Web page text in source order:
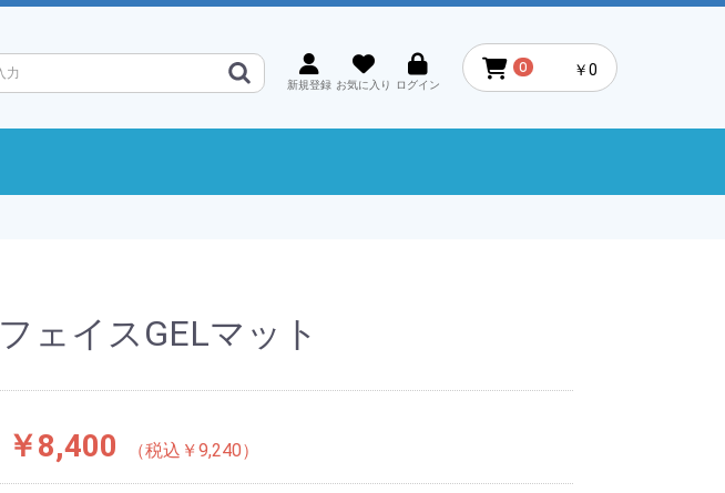
新規登録 お気に入り ログイン
0 ￥0
フェイスGELマット
￥8,400 ￥9,240